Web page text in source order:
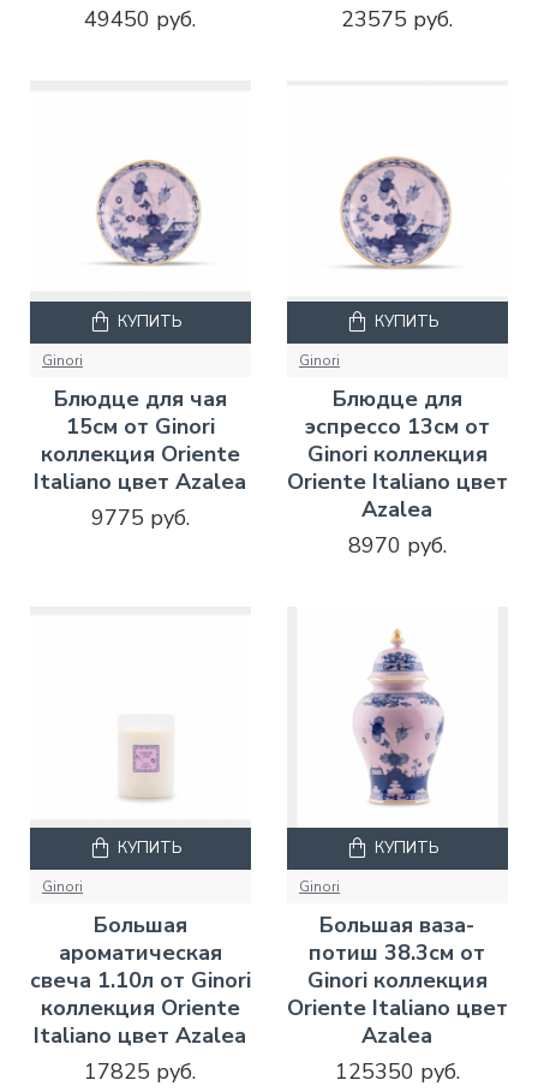
49450 руб.
23575 руб.
Ginori
Блюдце для чая
15см от Ginori
коллекция Oriente
Italiano цвет Azalea
9775 руб.
КУПИТЬ
Ginori
Блюдце для
эспрессо 13см от
Ginori коллекция
Oriente Italiano цвет
Azalea
8970 руб.
КУПИТЬ
Ginori
Большая
ароматическая
свеча 1.10л от Ginori
коллекция Oriente
Italiano цвет Azalea
17825 руб.
КУПИТЬ
Ginori
Большая ваза-
потиш 38.3см от
Ginori коллекция
Oriente Italiano цвет
Azalea
125350 руб.
КУПИТЬ